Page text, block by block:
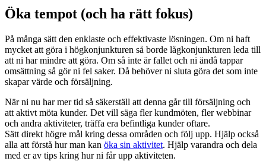
Öka tempot (och ha rätt fokus)
På många sätt den enklaste och effektivaste lösningen. Om ni haft
mycket att göra i högkonjunkturen så borde lågkonjunkturen leda till
att ni har mindre att göra. Om så inte är fallet och ni ändå tappar
omsättning så gör ni fel saker. Då behöver ni sluta göra det som inte
skapar värde och försäljning.
När ni nu har mer tid så säkerställ att denna går till försäljning och
att aktivt möta kunder. Det vill säga fler kundmöten, fler webbinar
och andra aktiviteter, träffa era befintliga kunder oftare.
Sätt direkt högre mål kring dessa områden och följ upp. Hjälp också
alla att förstå hur man kan öka sin aktivitet. Hjälp varandra och dela
med er av tips kring hur ni får upp aktiviteten.